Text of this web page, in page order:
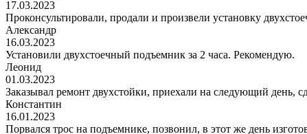
17.03.2023
Проконсультировали, продали и произвели установку
Александр
16.03.2023
Установили двухстоечный подъемник за 2 часа. Рекомендую.
Леонид
01.03.2023
Заказывал ремонт двухстойки, приехали на следующий день,
Константин
16.01.2023
Порвался трос на подъемнике, позвонил, в этот же день